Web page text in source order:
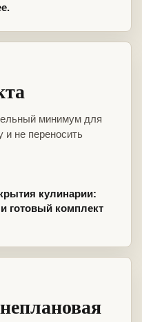
минимум для
и не переносить
кулинарии:
готовый комплект